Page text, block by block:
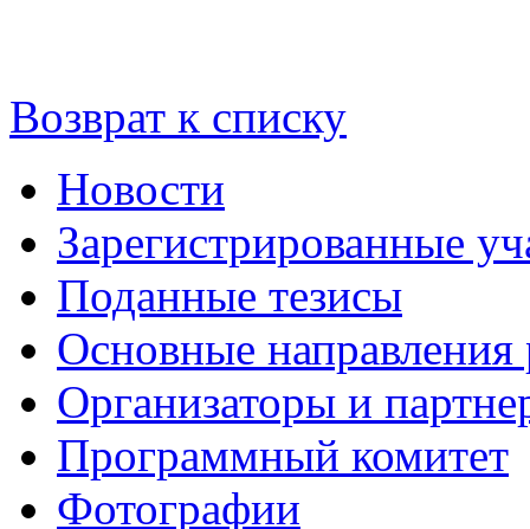
Возврат к списку
Новости
Зарегистрированные
Поданные тезисы
Основные направления
Организаторы и
Программный комитет
Фотографии